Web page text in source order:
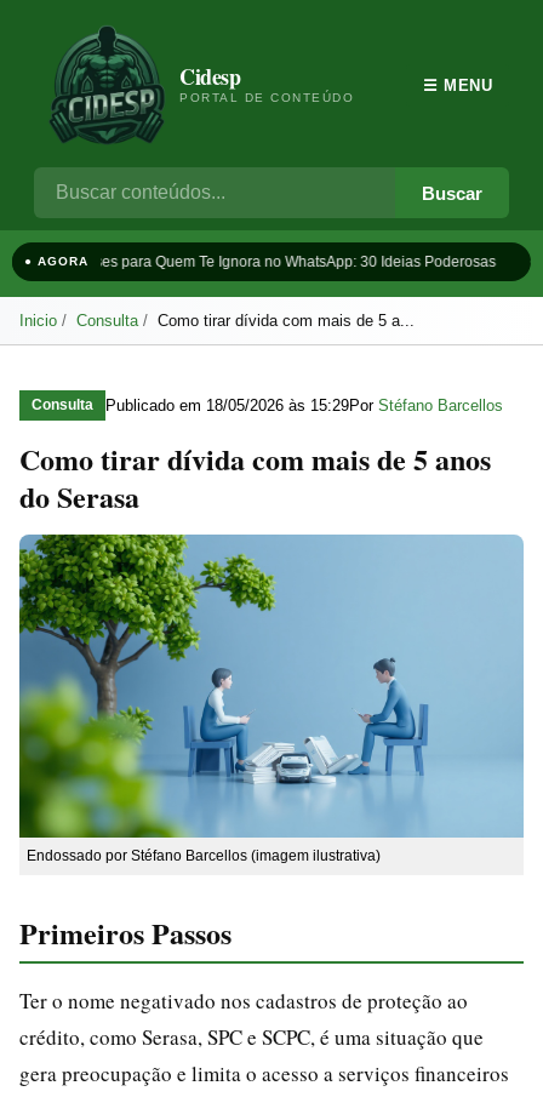
Cidesp
PORTAL DE CONTEÚDO
Buscar
☰ MENU
● AGORAFrases para Quem Te Ignora no WhatsApp: 30 Ideias Poderosas
Inicio Consulta Como tirar dívida com mais de 5 a...
Consulta Publicado em 18/05/2026 às 15:29Por Stéfano Barcellos
Como tirar dívida com mais de 5 anos
do Serasa
Endossado por Stéfano Barcellos (imagem ilustrativa)
Primeiros Passos
Ter o nome negativado nos cadastros de proteção ao
crédito, como Serasa, SPC e SCPC, é uma situação que
gera preocupação e limita o acesso a serviços financeiros